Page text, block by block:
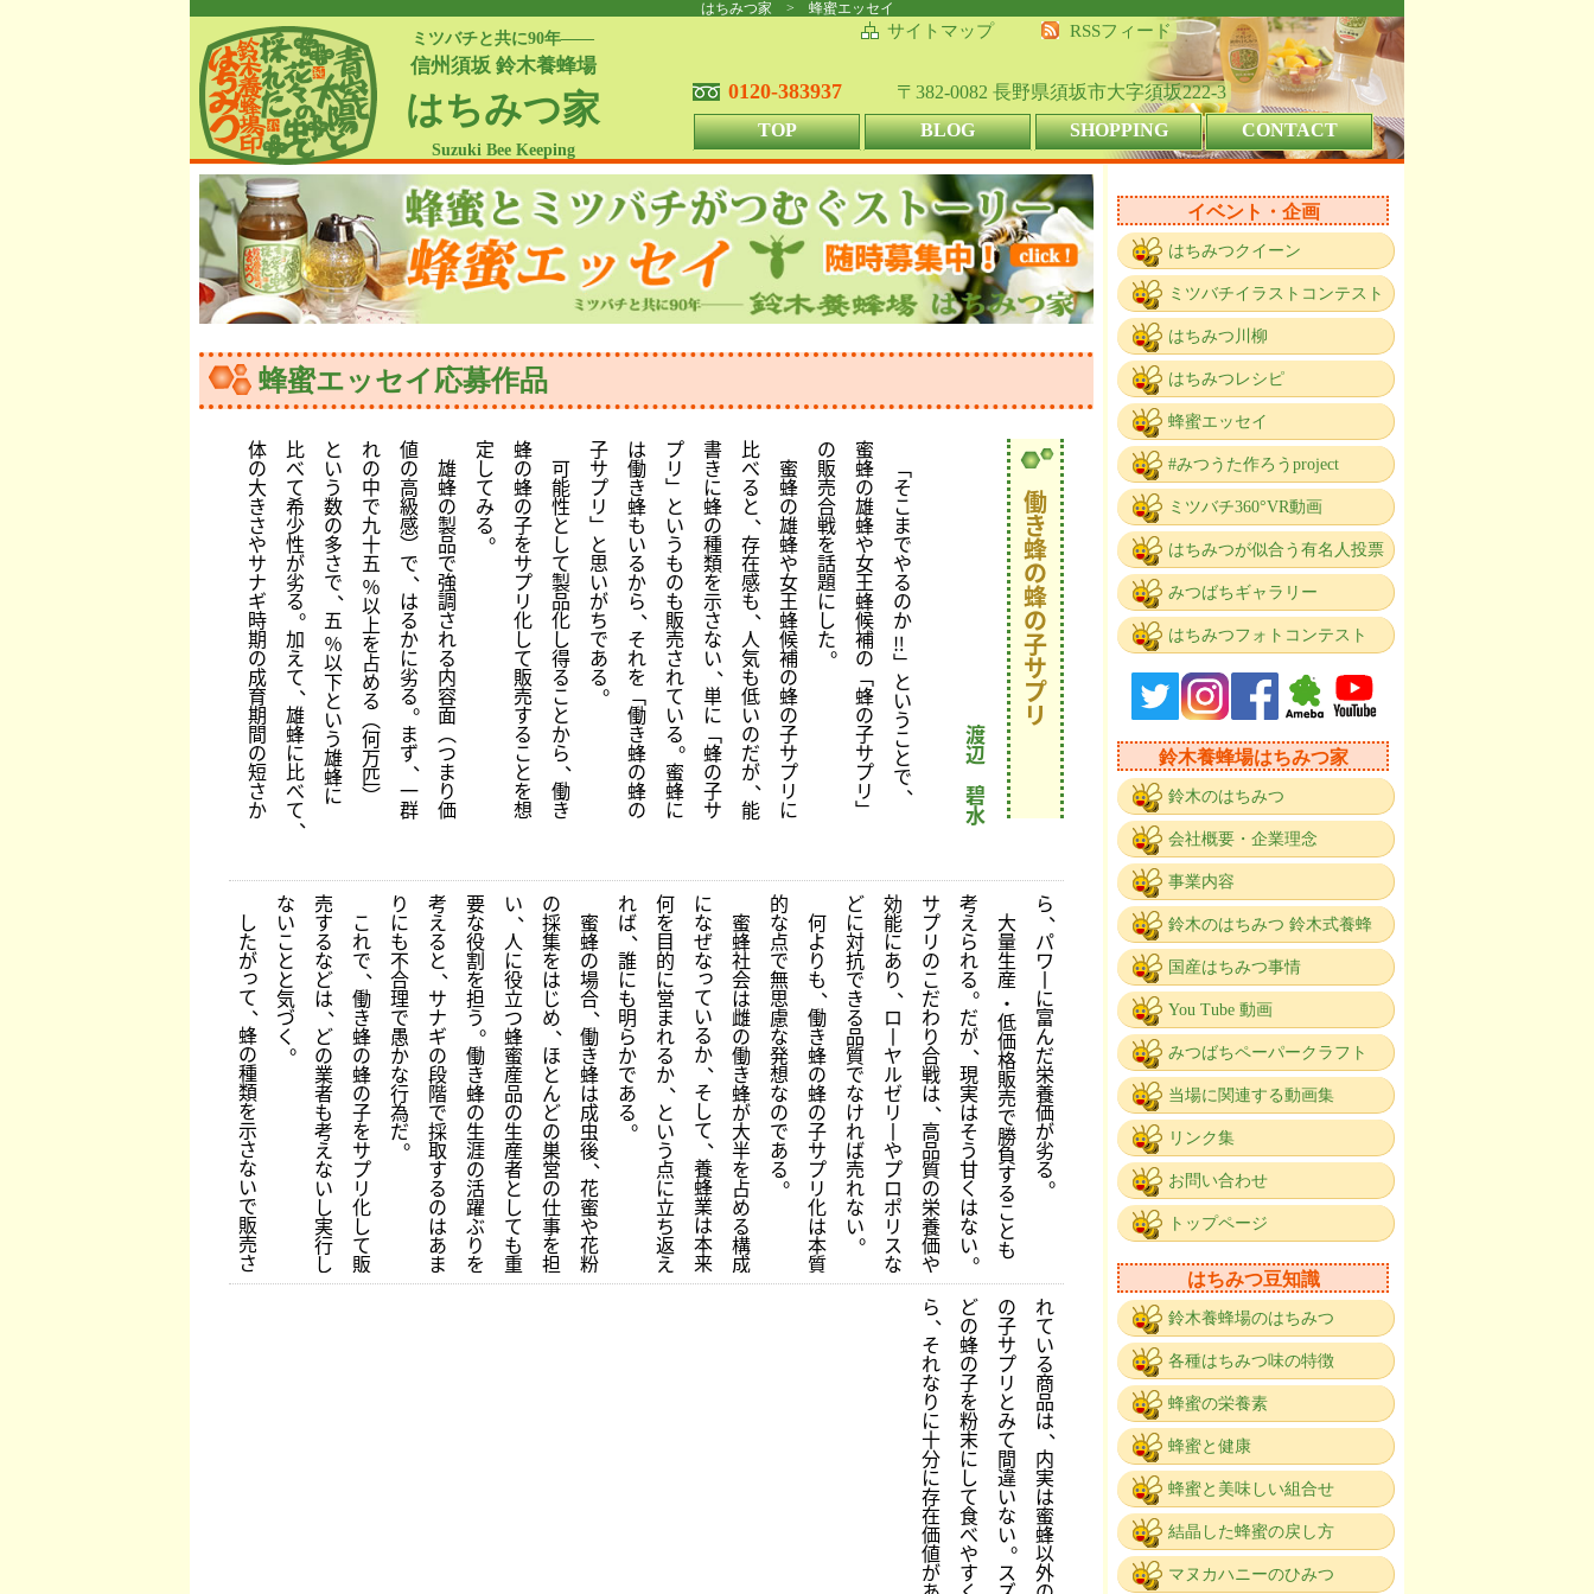
はちみつ家 > 蜂蜜エッセイ
ミツバチと共に90年――
信州須坂 鈴木養蜂場
はちみつ家
Suzuki Bee Keeping
サイトマップ RSSフィード
0120-383937
〒382-0082 長野県須坂市大字須坂222-3
TOP
BLOG SHOPPING CONTACT
蜂蜜エッセイ応募作品
働
き
蜂
の
蜂
の
子
サ
プ
リ
渡
辺
碧
水
﹁
そ
こ
ま
で
や
る
の
か
‼
﹂
と
い
う
こ
と
で、
蜜
蜂
の
雄
蜂
や
女
王
蜂
候
補
の
﹁
蜂
の
子
サ
プ
リ
﹂
の
販
売
合
戦
を
話
題
に
し
た。
蜜
蜂
の
雄
蜂
や
女
王
蜂
候
補
の
蜂
の
子
サ
プ
リ
に
比
べ
る
と、
存
在
感
も、
人
気
も
低
い
の
だ
が
、
能
書
き
に
蜂
の
種
類
を
示
さ
な
い、
単
に
﹁
蜂
の
子
サ
プ
リ
﹂
と
い
う
も
の
も
販
売
さ
れ
て
い
る。
蜜
蜂
に
は
働
き
蜂
も
い
る
か
ら、
そ
れ
を
﹁
働
き
蜂
の
蜂
の
子
サ
プ
リ
﹂
と
思
い
が
ち
で
あ
る。
可
能
性
と
し
て
製
品
化
し
得
る
こ
と
か
ら、
働
き
蜂
の
蜂
の
子
を
サ
プ
リ
化
し
て
販
売
す
る
こ
と
を
想
定
し
て
み
る。
雄
蜂
の
製
品
で
強
調
さ
れ
る
内
容
面
︵
つ
ま
り
価
値
の
高
級
感
︶
で、
は
る
か
に
劣
る。
ま
ず、
一
群
れ
の
中
で
九
十
五
％
以
上
を
占
め
る
︵
何
万
匹
︶
と
い
う
数
の
多
さ
で、
五
％
以
下
と
い
う
雄
蜂
に
比
べ
て
希
少
性
が
劣
る。
加
え
て、
雄
蜂
に
比
べ
て、
体
の
大
き
さ
や
サ
ナ
ギ
時
期
の
成
育
期
間
の
短
さ
か
ら、
パ
ワ
丨
に
富
ん
だ
栄
養
価
が
劣
る。
大
量
生
産
・
低
価
格
販
売
で
勝
負
す
る
こ
と
も
考
え
ら
れ
る。
だ
が
、
現
実
は
そ
う
甘
く
は
な
い。
サ
プ
リ
の
こ
だ
わ
り
合
戦
は
、
高
品
質
の
栄
養
価
や
効
能
に
あ
り、
ロ
丨
ヤ
ル
ゼ
リ
丨
や
プ
ロ
ポ
リ
ス
な
ど
に
対
抗
で
き
る
品
質
で
な
け
れ
ば
売
れ
な
い。
何
よ
り
も、
働
き
蜂
の
蜂
の
子
サ
プ
リ
化
は
本
質
的
な
点
で
無
思
慮
な
発
想
な
の
で
あ
る。
蜜
蜂
社
会
は
雌
の
働
き
蜂
が
大
半
を
占
め
る
構
成
に
な
ぜ
な
っ
て
い
る
か、
そ
し
て、
養
蜂
業
は
本
来
何
を
目
的
に
営
ま
れ
る
か、
と
い
う
点
に
立
ち
返
え
れ
ば
、
誰
に
も
明
ら
か
で
あ
る。
蜜
蜂
の
場
合
、
働
き
蜂
は
成
虫
後
、
花
蜜
や
花
粉
の
採
集
を
は
じ
め、
ほ
と
ん
ど
の
巣
営
の
仕
事
を
担
い、
人
に
役
立
つ
蜂
蜜
産
品
の
生
産
者
と
し
て
も
重
要
な
役
割
を
担
う。
働
き
蜂
の
生
涯
の
活
躍
ぶ
り
を
考
え
る
と、
サ
ナ
ギ
の
段
階
で
採
取
す
る
の
は
あ
ま
り
に
も
不
合
理
で
愚
か
な
行
為
だ。
こ
れ
で、
働
き
蜂
の
蜂
の
子
を
サ
プ
リ
化
し
て
販
売
す
る
な
ど
は、
ど
の
業
者
も
考
え
な
い
し
実
行
し
な
い
こ
と
と
気
づ
く。
し
た
が
っ
て、
蜂
の
種
類
を
示
さ
な
い
で
販
売
さ
れ
て
い
る
商
品
は、
内
実
は
蜜
蜂
以
外
の
子
サ
プ
リ
と
み
て
間
違
い
な
い。
ス
ど
の
蜂
の
子
を
粉
末
に
し
て
食
べ
や
す
ら、
そ
れ
な
り
に
十
分
に
存
在
価
値
が
イベント・企画
はちみつクイーン
ミツバチイラストコンテスト
はちみつ川柳
はちみつレシピ
蜂蜜エッセイ
#みつうた作ろうproject
ミツバチ360°VR動画
はちみつが似合う有名人投票
みつばちギャラリー
はちみつフォトコンテスト
鈴木養蜂場はちみつ家
鈴木のはちみつ
会社概要・企業理念
事業内容
鈴木のはちみつ 鈴木式養蜂
国産はちみつ事情
You Tube 動画
みつばちペーパークラフト
当場に関連する動画集
リンク集
お問い合わせ
トップページ
はちみつ豆知識
鈴木養蜂場のはちみつ
各種はちみつ味の特徴
蜂蜜の栄養素
蜂蜜と健康
蜂蜜と美味しい組合せ
結晶した蜂蜜の戻し方
マヌカハニーのひみつ